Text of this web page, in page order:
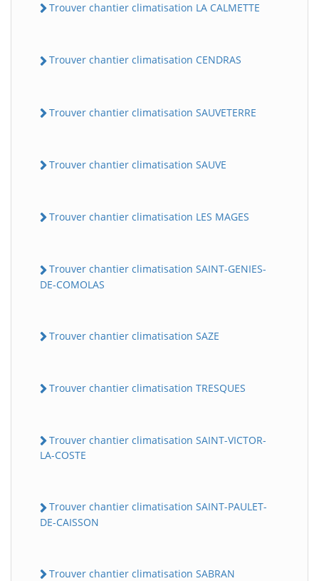
Trouver chantier climatisation LA CALMETTE
Trouver chantier climatisation CENDRAS
Trouver chantier climatisation SAUVETERRE
Trouver chantier climatisation SAUVE
Trouver chantier climatisation LES MAGES
Trouver chantier climatisation SAINT-GENIES-
DE-COMOLAS
Trouver chantier climatisation SAZE
Trouver chantier climatisation TRESQUES
Trouver chantier climatisation SAINT-VICTOR-
LA-COSTE
Trouver chantier climatisation SAINT-PAULET-
DE-CAISSON
Trouver chantier climatisation SABRAN